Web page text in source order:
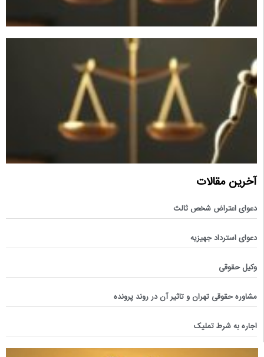
آخرین مقالات
دعوای اعتراض شخص ثالث
دعوای استرداد جهیزیه
وکیل حقوقی
مشاوره حقوقی تهران و تاثیر آن در روند پرونده
اجاره به شرط تملیک